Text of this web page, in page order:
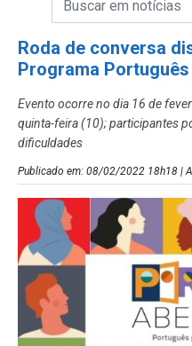
Roda de conversa
Programa
Evento ocorre no dia 16 de
quinta-feira (10); participantes
dificuldades
Publicado em: 08/02/2022 18h18 |